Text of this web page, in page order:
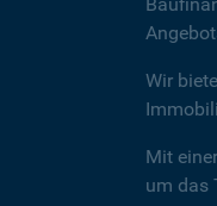
Wir
Mit
um das